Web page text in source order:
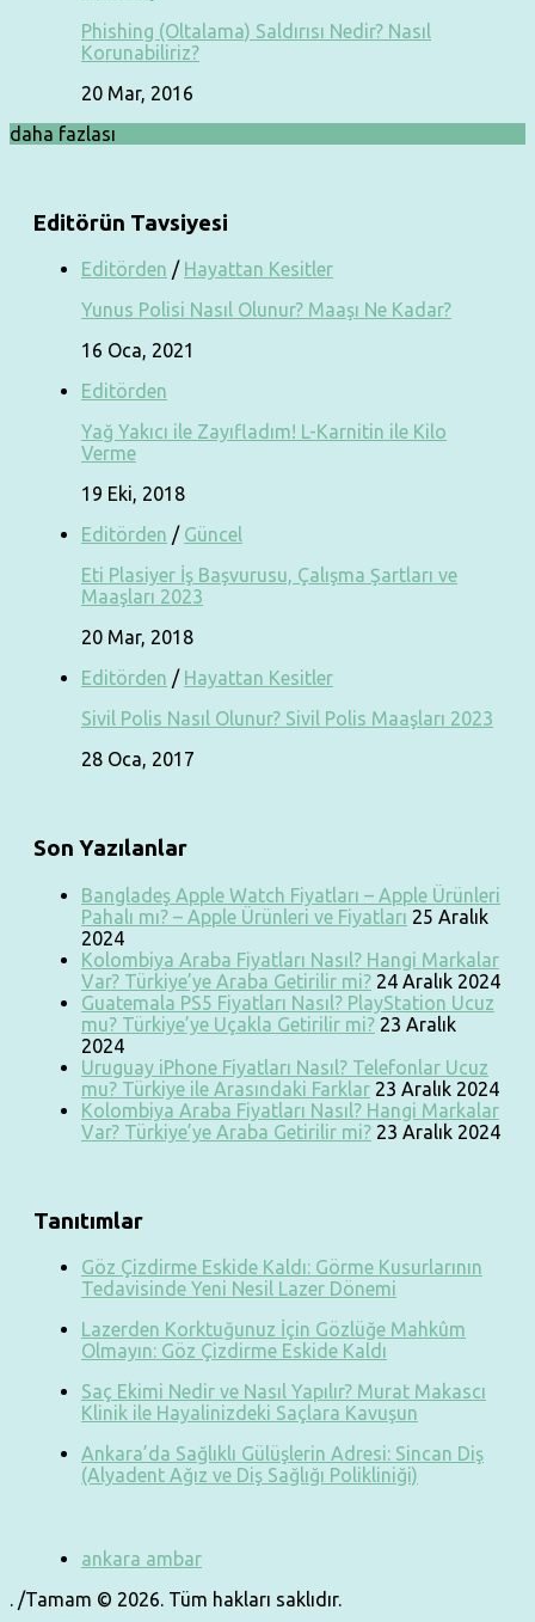
Phishing (Oltalama) Saldırısı Nedir? Nasıl
Korunabiliriz?
20 Mar, 2016
daha fazlası
Editörün Tavsiyesi
Editörden / Hayattan Kesitler
Yunus Polisi Nasıl Olunur? Maaşı Ne Kadar?
16 Oca, 2021
Editörden
Yağ Yakıcı ile Zayıfladım! L-Karnitin ile Kilo
Verme
19 Eki, 2018
Editörden / Güncel
Eti Plasiyer İş Başvurusu, Çalışma Şartları ve
Maaşları 2023
20 Mar, 2018
Editörden / Hayattan Kesitler
Sivil Polis Nasıl Olunur? Sivil Polis Maaşları 2023
28 Oca, 2017
Son Yazılanlar
Bangladeş Apple Watch Fiyatları – Apple Ürünleri
Pahalı mı? – Apple Ürünleri ve Fiyatları 25 Aralık
2024
Kolombiya Araba Fiyatları Nasıl? Hangi Markalar
Var? Türkiye’ye Araba Getirilir mi? 24 Aralık 2024
Guatemala PS5 Fiyatları Nasıl? PlayStation Ucuz
mu? Türkiye’ye Uçakla Getirilir mi? 23 Aralık
2024
Uruguay iPhone Fiyatları Nasıl? Telefonlar Ucuz
mu? Türkiye ile Arasındaki Farklar 23 Aralık 2024
Kolombiya Araba Fiyatları Nasıl? Hangi Markalar
Var? Türkiye’ye Araba Getirilir mi? 23 Aralık 2024
Tanıtımlar
Göz Çizdirme Eskide Kaldı: Görme Kusurlarının
Tedavisinde Yeni Nesil Lazer Dönemi
Lazerden Korktuğunuz İçin Gözlüğe Mahkûm
Olmayın: Göz Çizdirme Eskide Kaldı
Saç Ekimi Nedir ve Nasıl Yapılır? Murat Makascı
Klinik ile Hayalinizdeki Saçlara Kavuşun
Ankara’da Sağlıklı Gülüşlerin Adresi: Sincan Diş
(Alyadent Ağız ve Diş Sağlığı Polikliniği)
ankara ambar
. /Tamam © 2026. Tüm hakları saklıdır.